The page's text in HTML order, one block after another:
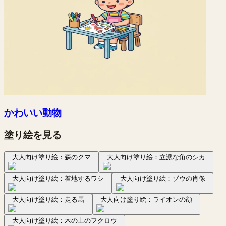
かわいい動物
塗り絵を見る
大人向け塗り絵：森のクマ 大人向け塗り絵：立派な角のシカ
大人向け塗り絵：着地するワシ 大人向け塗り絵：ゾウの肖像
大人向け塗り絵：走る馬 大人向け塗り絵：ライオンの顔
大人向け塗り絵：木の上のフクロウ